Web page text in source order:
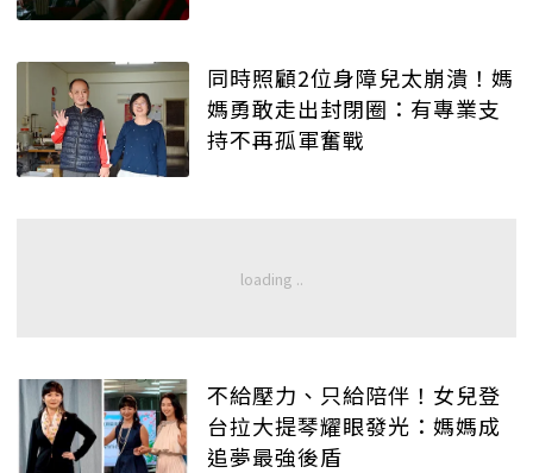
同時照顧2位身障兒太崩潰！媽
媽勇敢走出封閉圈：有專業支
持不再孤軍奮戰
不給壓力、只給陪伴！女兒登
台拉大提琴耀眼發光：媽媽成
追夢最強後盾